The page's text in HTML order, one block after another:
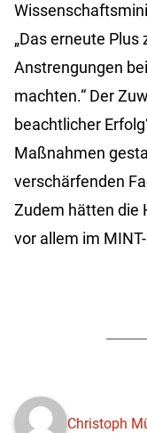
„Das erneute
Anstrengungen
machten.“ Der
beachtlicher
Maßnahmen
verschärfenden
Zudem hätten die
vor allem im
Christoph